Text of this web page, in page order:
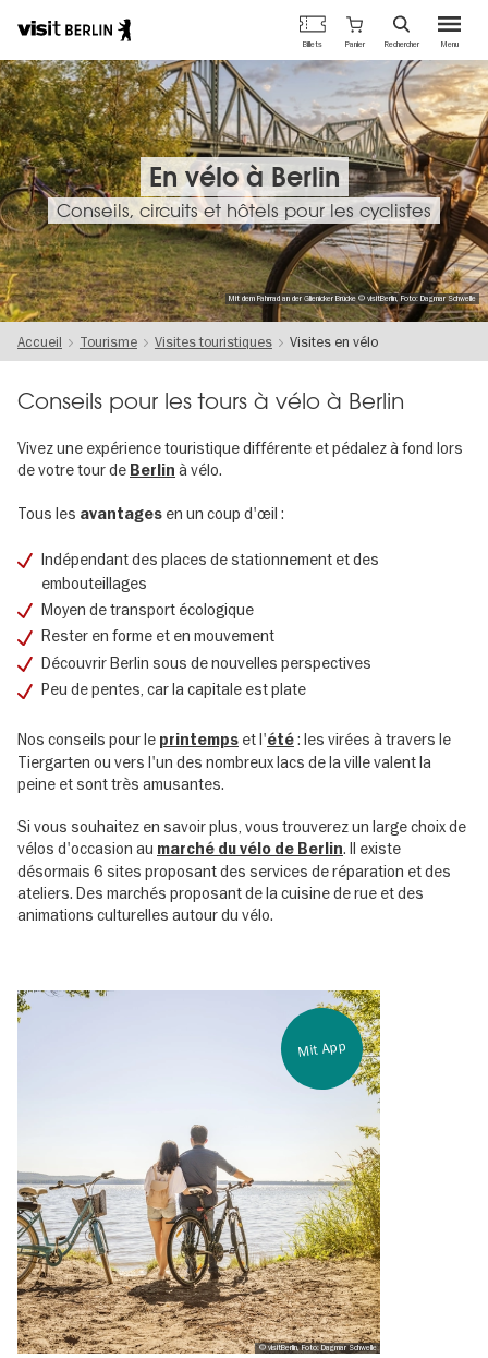
Aller
au
contenu
principal
Portail
officiel
du
tourisme
de
Berlin
Menu
Billets Panier Rechercher
En vélo à Berlin
Conseils, circuits et hôtels pour les cyclistes
Mit dem Fahrrad an der Glienicker Brücke © visitBerlin, Foto: Dagmar Schwelle
Accueil Tourisme Visites touristiques Visites en vélo
Conseils pour les tours à vélo à Berlin
Vivez une expérience touristique différente et pédalez à fond lors
de votre tour de Berlin à vélo.
Tous les avantages en un coup d'œil :
Indépendant des places de stationnement et des
embouteillages
Moyen de transport écologique
Rester en forme et en mouvement
Découvrir Berlin sous de nouvelles perspectives
Peu de pentes, car la capitale est plate
Nos conseils pour le printemps et l'été: les virées à travers le
Tiergarten ou vers l'un des nombreux lacs de la ville valent la
peine et sont très amusantes.
Si vous souhaitez en savoir plus, vous trouverez un large choix de
vélos d'occasion au marché du vélo de Berlin. Il existe
désormais 6 sites proposant des services de réparation et des
ateliers. Des marchés proposant de la cuisine de rue et des
animations culturelles autour du vélo.
© visitBerlin, Foto: Dagmar Schwelle
Mit App